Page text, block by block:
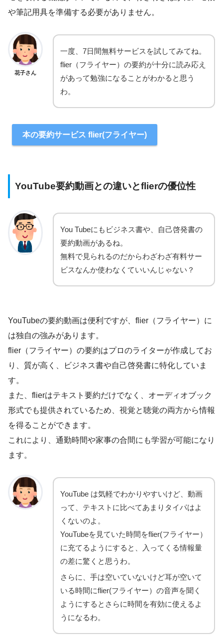
や筆記用具を準備する必要がありません。
花子さん
一度、7日間無料サービスを試してみてね。
flier（フライヤー）の要約が十分に読み応え
があって勉強になることがわかると思う
わ。
本の要約サービス flier(フライヤー)
YouTube要約動画との違いとflierの優位性
You Tubeにもビジネス書や、自己啓発書の
要約動画があるね。
無料で見られるのだからわざわざ有料サー
ビスなんか使わなくていいんじゃない？
YouTubeの要約動画は便利ですが、flier（フライヤー）に
は独自の強みがあります。
flier（フライヤー）の要約はプロのライターが作成してお
り、質が高く、ビジネス書や自己啓発書に特化していま
す。
また、flierはテキスト要約だけでなく、オーディオブック
形式でも提供されているため、視覚と聴覚の両方から情報
を得ることができます。
これにより、通勤時間や家事の合間にも学習が可能になり
ます。
YouTube は気軽でわかりやすいけど、動画
って、テキストに比べてあまりタイパはよ
くないのよ。
YouTubeを見ていた時間をflier(フライヤー）
に充てるようにすると、入ってくる情報量
の差に驚くと思うわ。
さらに、手は空いていないけど耳が空いて
いる時間にflier(フライヤー）の音声を聞く
ようにするとさらに時間を有効に使えるよ
うになるわ。